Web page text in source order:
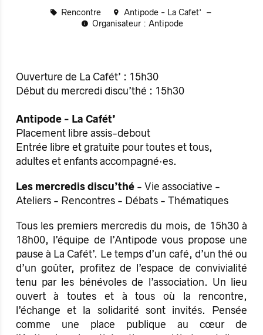
Rencontre
Antipode - La Cafet'
Organisateur : Antipode
Ouverture de La Cafét’ : 15h30
Début du mercredi discu’thé : 15h30
Antipode - La Cafét’
Placement libre assis-debout
Entrée libre et gratuite pour toutes et tous,
adultes et enfants accompagné·es.
Les mercredis discu’thé- Vie associative -
Ateliers - Rencontres - Débats - Thématiques
Tous les premiers mercredis du mois, de 15h30 à
18h00, l’équipe de l’Antipode vous propose une
pause à La Cafét’. Le temps d’un café, d’un thé ou
d’un goûter, profitez de l’espace de convivialité
tenu par les bénévoles de l’association. Un lieu
ouvert à toutes et à tous où la rencontre,
l’échange et la solidarité sont invités. Pensée
comme une place publique au cœur de